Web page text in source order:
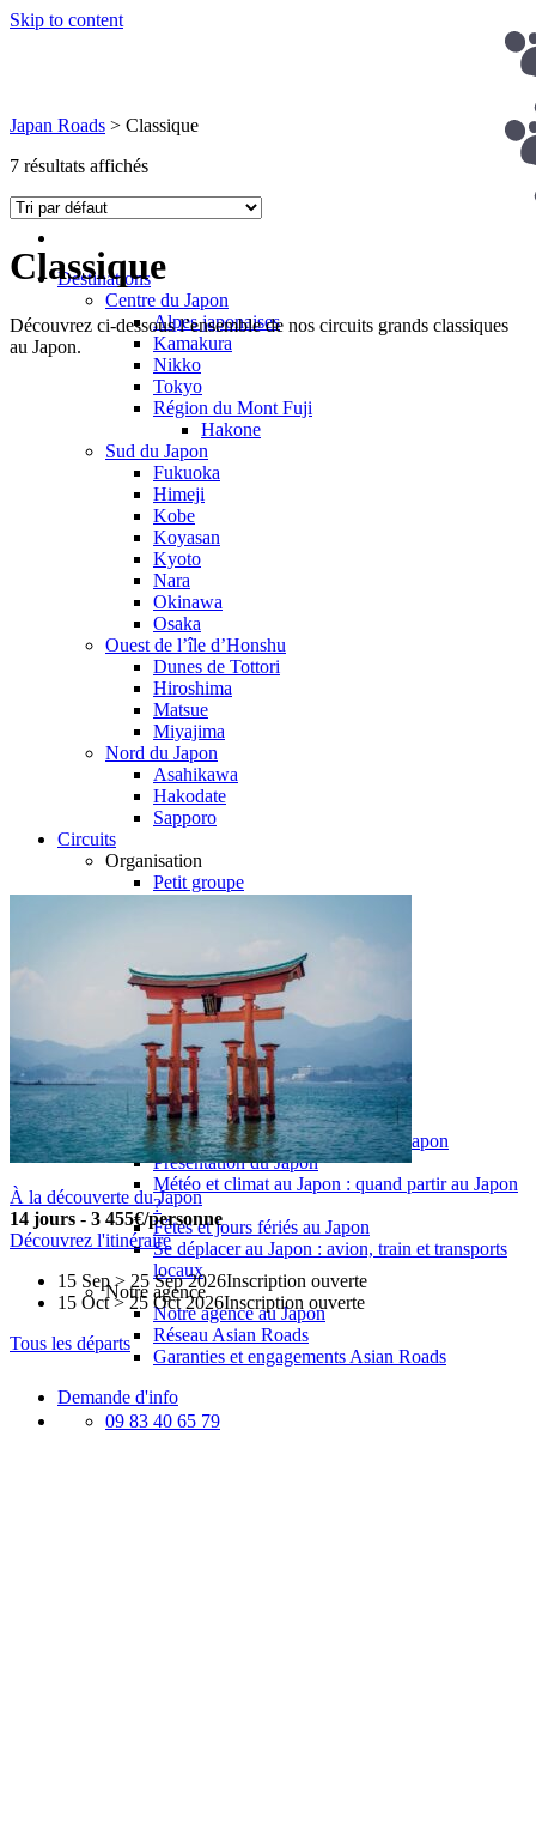
Skip to content
Destinations
Centre du Japon
Alpes japonaises
Kamakura
Nikko
Tokyo
Région du Mont Fuji
Hakone
Sud du Japon
Fukuoka
Himeji
Kobe
Koyasan
Kyoto
Nara
Okinawa
Osaka
Ouest de l’île d’Honshu
Dunes de Tottori
Hiroshima
Matsue
Miyajima
Nord du Japon
Asahikawa
Hakodate
Sapporo
Circuits
Organisation
Petit groupe
Voyage en Famille
Quand partir ?
Printemps
Eté
Automne
Hiver
A propos
Préparer son voyage
Faire sa demande de visa pour le Japon
Présentation du Japon
Météo et climat au Japon : quand partir au Japon
?
Fêtes et jours fériés au Japon
Se déplacer au Japon : avion, train et transports
locaux
Notre agence
Notre agence au Japon
Réseau Asian Roads
Garanties et engagements Asian Roads
Demande d'info
09 83 40 65 79
Japan Roads > Classique
7 résultats affichés
Classique
Découvrez ci-dessous l’ensemble de nos circuits grands classiques
au Japon.
À la découverte du Japon
14 jours - 3 455€/personne
Découvrez l'itinéraire
15 Sep > 25 Sep 2026Inscription ouverte
15 Oct > 25 Oct 2026Inscription ouverte
Tous les départs